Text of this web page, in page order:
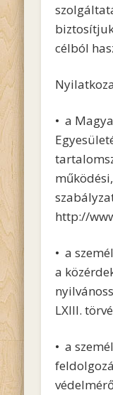
célból
• a
http://
• a
a
LXIII.
• a